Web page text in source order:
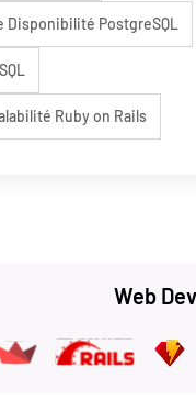
Disponibilité PostgreSQL
Ruby on Rails
Web